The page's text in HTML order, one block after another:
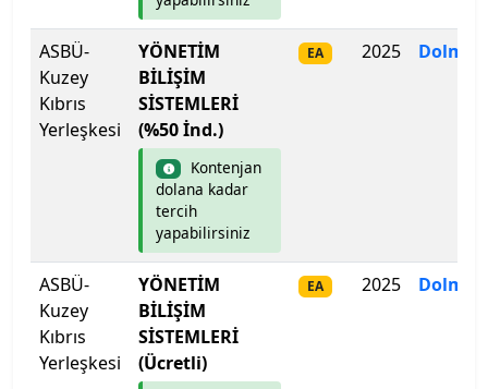
Harran Üniversitesi
Hasan Kalyoncu Üniversitesi
Hatay Mustafa Kemal Üniversitesi
Hitit Üniversitesi
Hoca Ahmet Yesevi Uluslararası Türk-Kazak
Iğdır Üniversitesi
Isparta Uygulamalı Bilimler Üniversitesi
ASBÜ-
Kuzey
Kıbrıs
Yerleşkesi
YÖNETİM
BİLİŞİM
SİSTEMLERİ
(%50 İnd.)
Kontenjan
dolana kadar
tercih
yapabilirsiniz
EA 2025
ASBÜ-
Kuzey
Kıbrıs
Yerleşkesi
YÖNETİM
BİLİŞİM
SİSTEMLERİ
(Ücretli)
EA 2025